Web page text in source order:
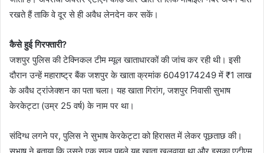
रखते हैं ताकि वे दूर से ही अवैध लेनदेन कर सकें।
कैसे हुई गिरफ्तारी?
जशपुर पुलिस की टेक्निकल टीम म्यूल खाताधारकों की जांच कर रही थी। इसी
दौरान उन्हें महाराष्ट्र बैंक जशपुर के खाता क्रमांक 6049174249 में ₹1 लाख
के अवैध ट्रांजेक्शन का पता चला। यह खाता गिरांग, जशपुर निवासी सुभाष
केरकेट्टा (उम्र 25 वर्ष) के नाम पर था।
संदिग्ध लगने पर, पुलिस ने सुभाष केरकेट्टा को हिरासत में लेकर पूछताछ की।